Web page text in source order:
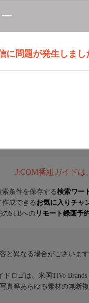
に問題が発生しま
J:COM番組ガイドは
条件を保存する検索ワー
成できる お気に入りチャ
STBへの リモート録画予
と異なる場合がございます
ロゴは、米国TiVo
真等あらゆる素材の無断